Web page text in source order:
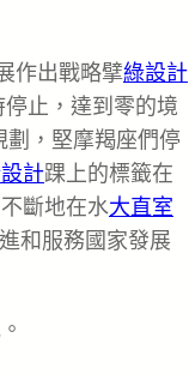
作出戰略擘綠設計
止，達到零的境
劃，堅摩羯座們停
計踝上的標籤在
斷地在水大直室
和服務國家發展